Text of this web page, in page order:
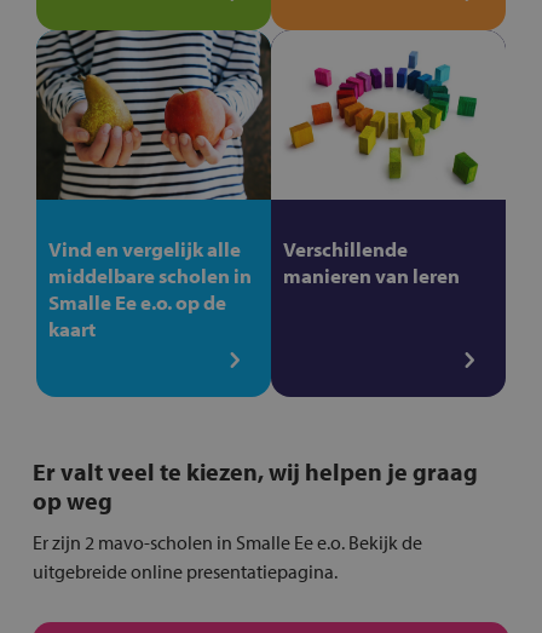
Vind en vergelijk alle
middelbare scholen in
Smalle Ee e.o. op de
kaart
Verschillende
manieren van leren
Er valt veel te kiezen, wij helpen je graag
op weg
Er zijn 2 mavo-scholen in Smalle Ee e.o. Bekijk de
uitgebreide online presentatiepagina.